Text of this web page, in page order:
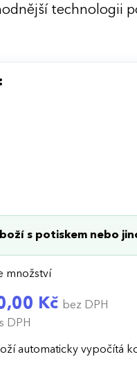
technologii
s potiskem nebo
množství
Kč bez DPH
s DPH
automaticky vypočítá